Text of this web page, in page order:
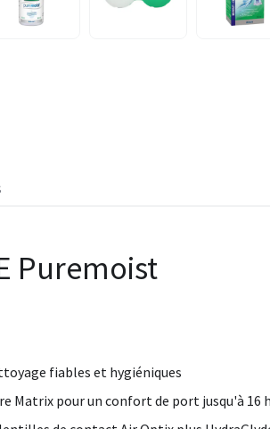
Puremoist
fiables et hygiéniques
Matrix pour un confort de port jusqu'à 16